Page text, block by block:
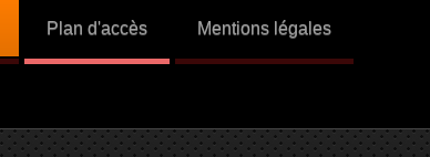
Plan d'accès Mentions légales